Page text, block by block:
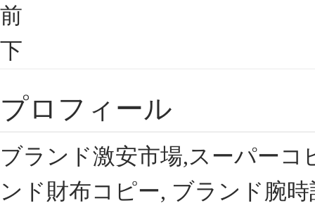
前
下
プロフィール
ブランド激安市場,スーパー
ンド財布コピー, ブランド腕